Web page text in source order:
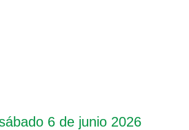
6 de junio 2026